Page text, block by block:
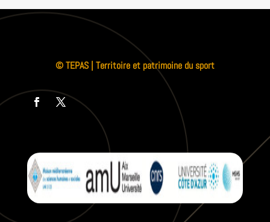
© TEPAS | Territoire et patrimoine du sport